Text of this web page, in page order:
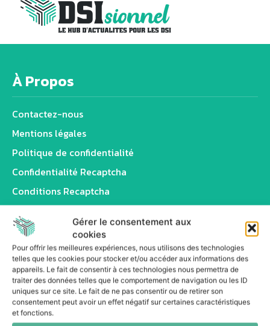
Gérer le consentement aux
cookies
Pour offrir les meilleures expériences, nous utilisons des technologies
telles que les cookies pour stocker et/ou accéder aux informations des
appareils. Le fait de consentir à ces technologies nous permettra de
traiter des données telles que le comportement de navigation ou les ID
uniques sur ce site. Le fait de ne pas consentir ou de retirer son
consentement peut avoir un effet négatif sur certaines caractéristiques
et fonctions.
À Propos
Contactez-nous
Mentions légales
Politique de confidentialité
Confidentialité Recaptcha
Conditions Recaptcha
Articles récents
99% des services de terrain adoptent l’IA,
malgré des freins
Snowflake limite les agents IA aux droits
nécessaires à chaque tâche